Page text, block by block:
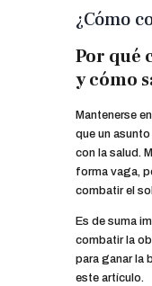
UNIDAD
BLOG
¿Cómo
Por qué
y cómo
Mantenerse
que un
con la salud.
forma vaga,
combatir el
Es de suma
combatir la
para ganar la
este artículo.